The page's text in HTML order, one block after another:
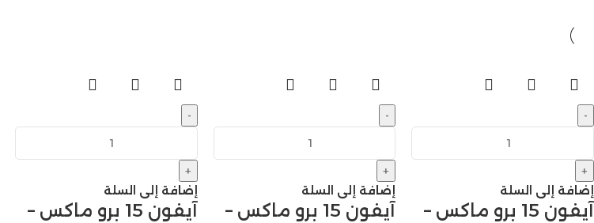
-
+
إضافة إلى السلة
آيفون 15 برو ماكس –
-
+
إضافة إلى السلة
آيفون 15 برو ماكس –
-
+
إضافة إلى السلة
آيفون 15 برو ماكس –